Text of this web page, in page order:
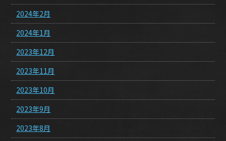
2024年2月
2024年1月
2023年12月
2023年11月
2023年10月
2023年9月
2023年8月